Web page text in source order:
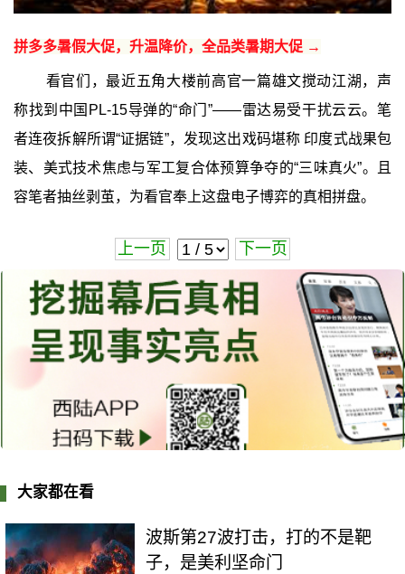
拼多多暑假大促，升温降价，全品类暑期大促 →
看官们，最近五角大楼前高官一篇雄文搅动江湖，声
称找到中国PL-15导弹的“命门”——雷达易受干扰云云。笔
者连夜拆解所谓“证据链”，发现这出戏码堪称 印度式战果包
装、美式技术焦虑与军工复合体预算争夺的“三味真火”。且
容笔者抽丝剥茧，为看官奉上这盘电子博弈的真相拼盘。
上一页 下一页
大家都在看
波斯第27波打击，打的不是靶
子，是美利坚命门